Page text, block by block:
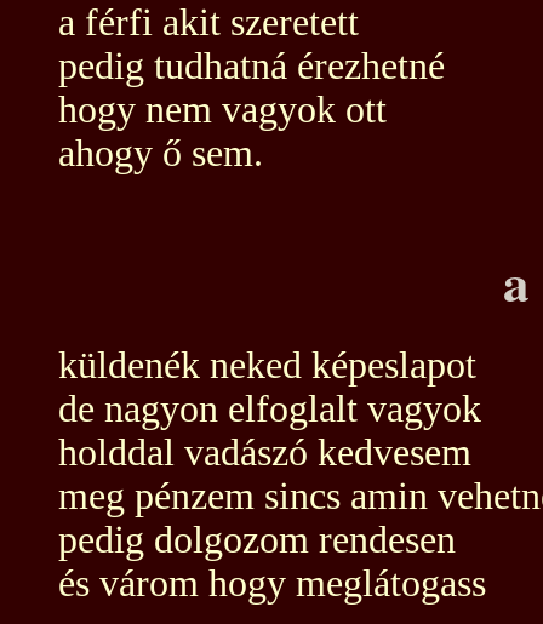
a férfi akit szeretett
pedig tudhatná érezhetné
hogy nem vagyok ott
ahogy ő sem.
küldenék neked képeslapot
de nagyon elfoglalt vagyok
holddal vadászó kedvesem
meg pénzem sincs amin
pedig dolgozom rendesen
és várom hogy meglátogass